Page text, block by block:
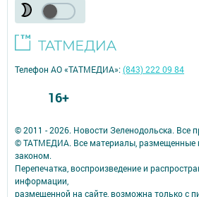
© 2011 - 2026. Новости Зеленодольска. Все
© ТАТМЕДИА. Все материалы, размещенные
законом.
Перепечатка, воспроизведение и
информации,
размещенной на сайте, возможна только с
Телефон АО «ТАТМЕДИА»:(843) 222 09 84
16+